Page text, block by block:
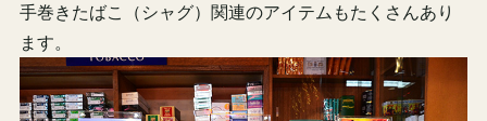
手巻きたばこ（シャグ）関連のアイテムもたくさんあり
ます。